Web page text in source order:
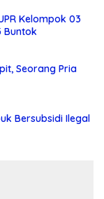
Kelompok 03
Buntok
Seorang Pria
Bersubsidi Ilegal